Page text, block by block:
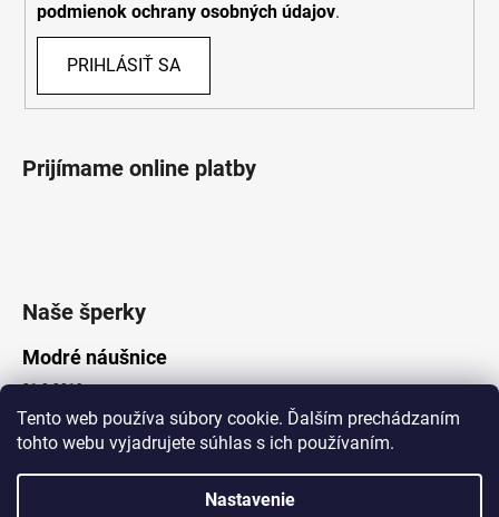
Tento web používa súbory cookie. Ďalším prechádzaním
tohto webu vyjadrujete súhlas s ich používaním.
Nastavenie
podmienok ochrany osobných údajov.
PRIHLÁSIŤ SA
Prijímame online platby
Naše šperky
Modré náušnice
21.8.2019
Vytvoril Shoptet
Lotka.sk. Všetky práva vyhradené.